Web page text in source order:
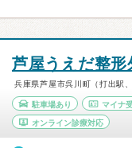
芦屋うえだ整形
兵庫県芦屋市呉川町（打出駅
駐車場あり マイナ
オンライン診療対応